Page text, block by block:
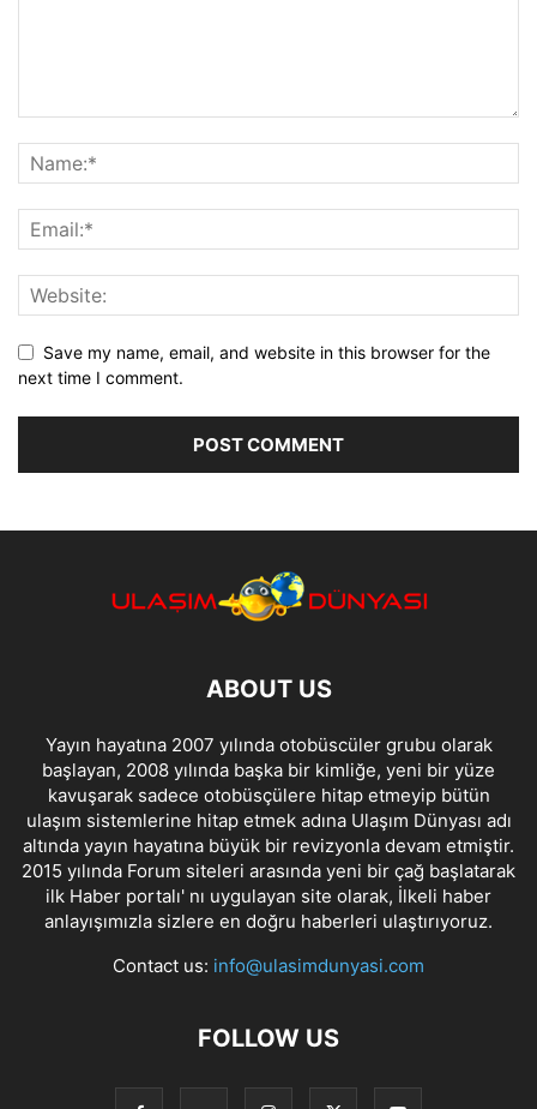
Save my name, email, and website in this browser for the
next time I comment.
ABOUT US
Yayın hayatına 2007 yılında otobüscüler grubu olarak
başlayan, 2008 yılında başka bir kimliğe, yeni bir yüze
kavuşarak sadece otobüsçülere hitap etmeyip bütün
ulaşım sistemlerine hitap etmek adına Ulaşım Dünyası adı
altında yayın hayatına büyük bir revizyonla devam etmiştir.
2015 yılında Forum siteleri arasında yeni bir çağ başlatarak
ilk Haber portalı' nı uygulayan site olarak, İlkeli haber
anlayışımızla sizlere en doğru haberleri ulaştırıyoruz.
Contact us: info@ulasimdunyasi.com
FOLLOW US